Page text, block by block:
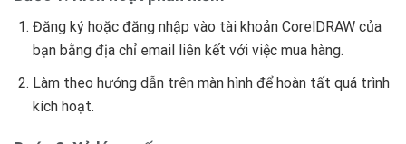
Đăng ký hoặc đăng nhập vào tài khoản CorelDRAW của
bạn bằng địa chỉ email liên kết với việc mua hàng.
Làm theo hướng dẫn trên màn hình để hoàn tất quá trình
kích hoạt.